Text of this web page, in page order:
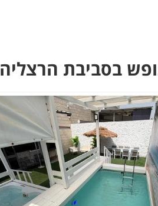
בסביבת הרצליה